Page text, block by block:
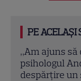
PE ACELAȘI
Eva Pavel nu
emisiunii
un nou sezon